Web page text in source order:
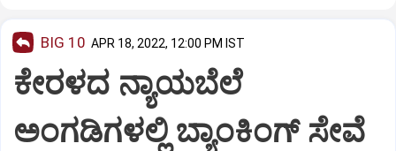
BIG 10 APR 18, 2022, 12:00 PM IST
ಕೇರಳದ ನ್ಯಾಯಬೆಲೆ
ಅಂಗಡಿಗಳಲ್ಲಿ ಬ್ಯಾಂಕಿಂಗ್‌ ಸೇವೆ